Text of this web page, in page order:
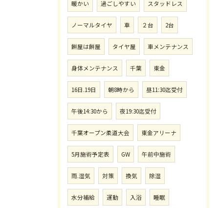
暖かい 過ごしやすい スタッドレス
ノーマルタイヤ 車 ２台 2台
餅屋は餅屋 タイヤ屋 車メンテナンス
身体メンテナンス 千葉 東金
16日.19日 朝8時から 昼11:30迄受付
午後14:30から 夜19:30迄受付
千葉オープン柔道大会 東金アリーナ
5月施術予定表 GW 午前中施術
雨.湿気 対策 換気 除湿
水分補給 運動 入浴 睡眠